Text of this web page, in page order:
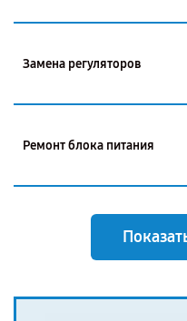
Замена регуляторов
Ремонт блока питания